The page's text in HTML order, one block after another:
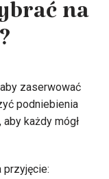
na
zaserwować
podniebienia
każdy mógł
przyjęcie: